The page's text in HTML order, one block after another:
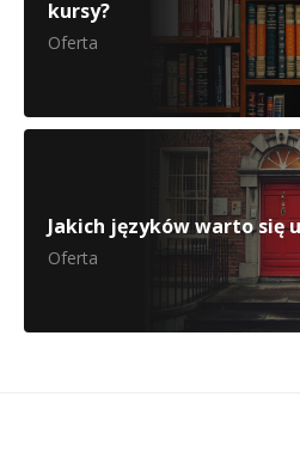
kursy?
Oferta
Jakich języków warto się
Oferta